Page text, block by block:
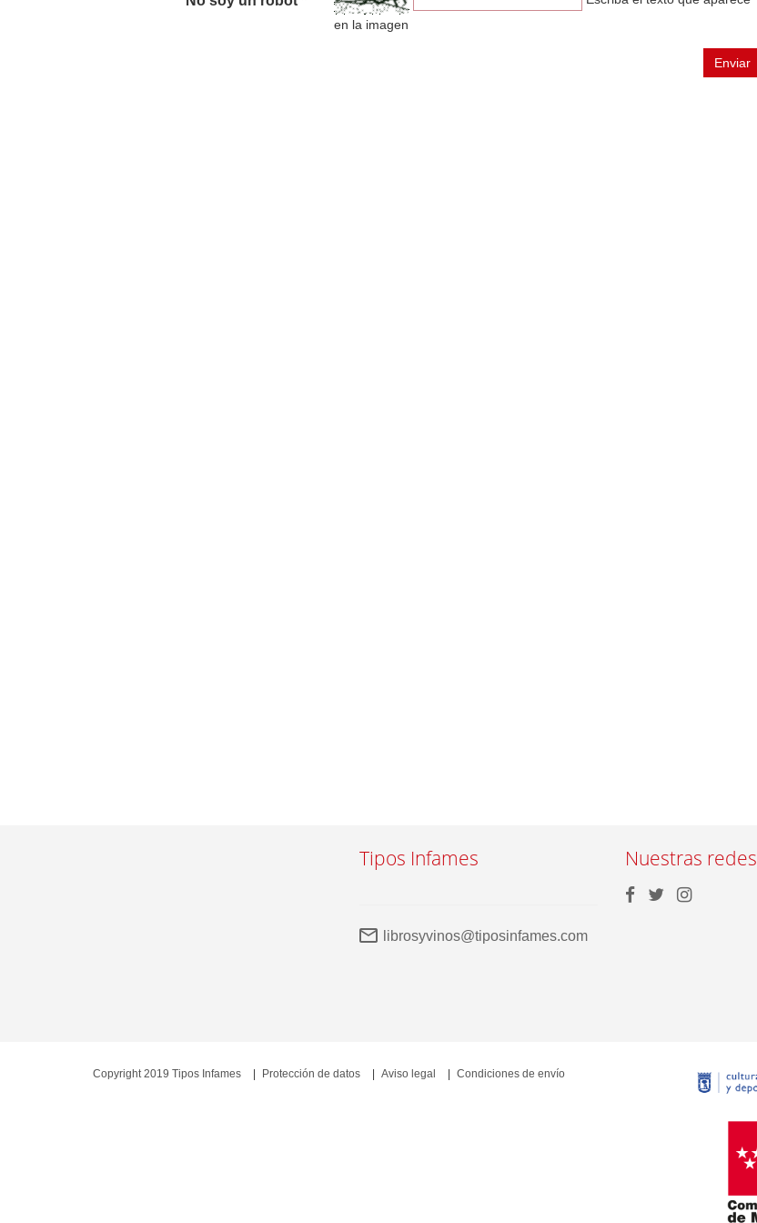
en la imagen
Enviar
Tipos Infames
librosyvinos@tiposinfames.com
Nuestras redes
Copyright 2019 Tipos Infames Protección de datos Aviso legal Condiciones de envío